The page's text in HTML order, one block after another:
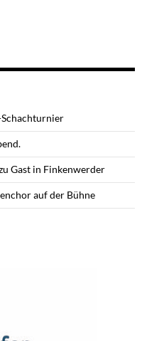
Gast in Finkenwerder
auf der Bühne